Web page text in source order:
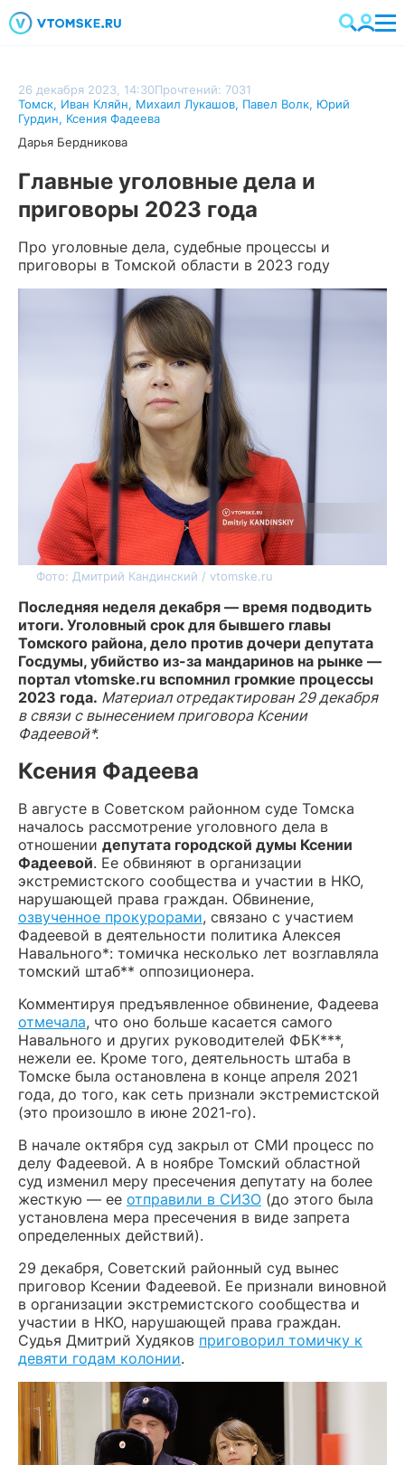
26 декабря 2023, 14:30Прочтений: 7031
Томск, Иван Кляйн, Михаил Лукашов, Павел Волк, Юрий
Гурдин, Ксения Фадеева
Дарья Бердникова
Главные уголовные дела и
приговоры 2023 года
Про уголовные дела, судебные процессы и
приговоры в Томской области в 2023 году
Фото: Дмитрий Кандинский / vtomske.ru
Последняя неделя декабря — время подводить
итоги. Уголовный срок для бывшего главы
Томского района, дело против дочери депутата
Госдумы, убийство из-за мандаринов на рынке —
портал vtomske.ru вспомнил громкие процессы
2023 года. Материал отредактирован 29 декабря
в связи с вынесением приговора Ксении
Фадеевой*.
Ксения Фадеева
В августе в Советском районном суде Томска
началось рассмотрение уголовного дела в
отношении депутата городской думы Ксении
Фадеевой. Ее обвиняют в организации
экстремистского сообщества и участии в НКО,
нарушающей права граждан. Обвинение,
озвученное прокурорами, связано с участием
Фадеевой в деятельности политика Алексея
Навального*: томичка несколько лет возглавляла
томский штаб** оппозиционера.
Комментируя предъявленное обвинение, Фадеева
отмечала, что оно больше касается самого
Навального и других руководителей ФБК***,
нежели ее. Кроме того, деятельность штаба в
Томске была остановлена в конце апреля 2021
года, до того, как сеть признали экстремистской
(это произошло в июне 2021-го).
В начале октября суд закрыл от СМИ процесс по
делу Фадеевой. А в ноябре Томский областной
суд изменил меру пресечения депутату на более
жесткую — ее отправили в СИЗО (до этого была
установлена мера пресечения в виде запрета
определенных действий).
29 декабря, Советский районный суд вынес
приговор Ксении Фадеевой. Ее признали виновной
в организации экстремистского сообщества и
участии в НКО, нарушающей права граждан.
Судья Дмитрий Худяков приговорил томичку к
девяти годам колонии.